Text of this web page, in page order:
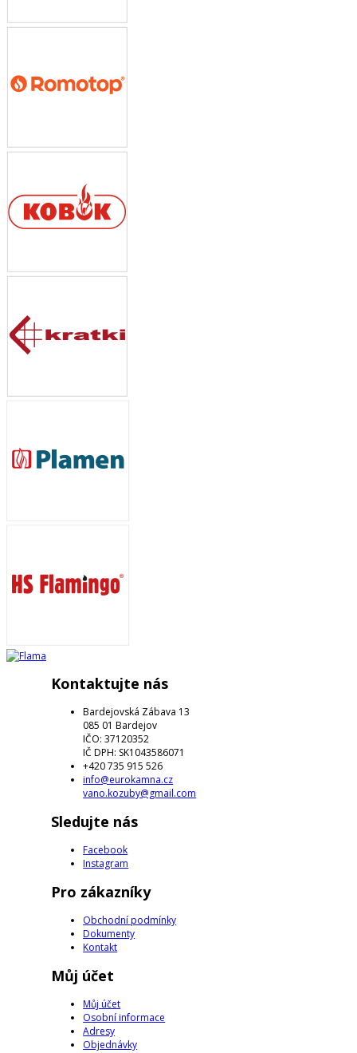
Kontaktujte nás
Bardejovská Zábava 13
085 01 Bardejov
IČO: 37120352
IČ DPH: SK1043586071
+420 735 915 526
info@eurokamna.cz
vano.kozuby@gmail.com
Sledujte nás
Facebook
Instagram
Pro zákazníky
Obchodní podmínky
Dokumenty
Kontakt
Můj účet
Můj účet
Osobní informace
Adresy
Objednávky